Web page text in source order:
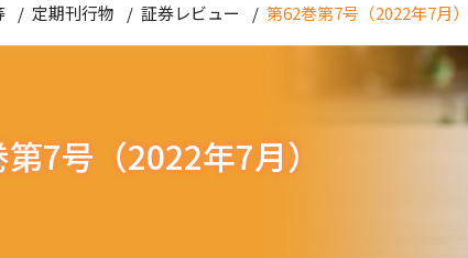
定期刊行物 証券レビュー 第62巻第7号（2022年7月）
7号（2022年7月）